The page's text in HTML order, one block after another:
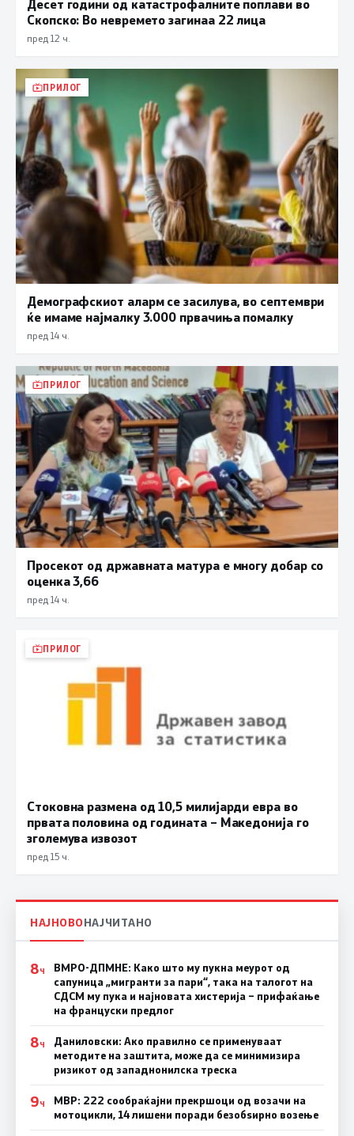
Десет години од катастрофалните поплави во
Скопско: Во невремето загинаа 22 лица
пред 12 ч.
ПРИЛОГ
Демографскиот аларм се засилува, во септември
ќе имаме најмалку 3.000 првачиња помалку
пред 14 ч.
ПРИЛОГ
Просекот од државната матура е многу добар со
оценка 3,66
пред 14 ч.
ПРИЛОГ
Стоковна размена од 10,5 милијарди евра во
првата половина од годината – Македонија го
зголемува извозот
пред 15 ч.
НАЈНОВОНАЈЧИТАНО
8Ч
ВМРО-ДПМНЕ: Како што му пукна меурот од
сапуница „мигранти за пари“, така на талогот на
СДСМ му пука и најновата хистерија – прифаќање
на француски предлог
8Ч
Даниловски: Ако правилно се применуваат
методите на заштита, може да се минимизира
ризикот од западнонилска треска
9Ч
МВР: 222 сообраќајни прекршоци од возачи на
мотоцикли, 14 лишени поради безобѕирно возење